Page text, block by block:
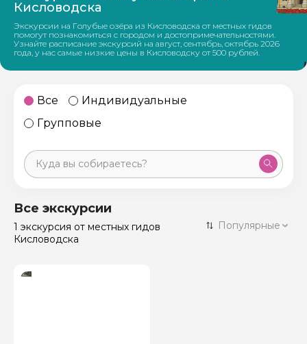
Кисловодска
Экскурсии на Голубые озёра из Кисловодска от местных гидов
помогут познакомиться с городом и достопримечательностями.
Узнайте расписание экскурсий на август, сентябрь, октябрь 2026
года, у нас самые низкие цены в Кисловодску от 500 рублей.
Все
Индивидуальные
Групповые
Санкт-Петербург
Россия
50 экскурсий
Все экскурсии
1 экскурсия от местных гидов
Кисловодска
Популярные